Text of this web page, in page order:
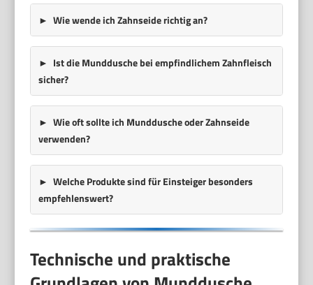
Wie wende ich Zahnseide richtig an?
Ist die Munddusche bei empfindlichem Zahnfleisch
sicher?
Wie oft sollte ich Munddusche oder Zahnseide
verwenden?
Welche Produkte sind für Einsteiger besonders
empfehlenswert?
Technische und praktische